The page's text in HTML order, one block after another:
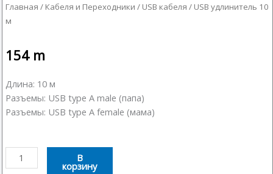
Главная / Кабеля и Переходники / USB кабеля / USB удлинитель 10
м
154 m
Длина: 10 м
Разъемы: USB type A male (папа)
Разъемы: USB type A female (мама)
Количество
товара
В
корзину